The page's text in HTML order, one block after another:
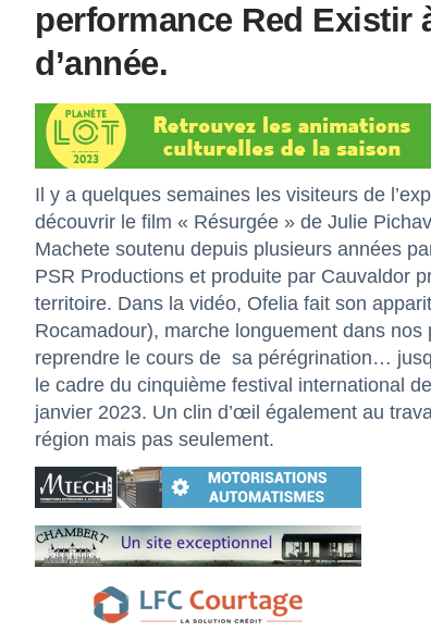
performance Red Existir
d’année.
Il y a quelques semaines les visiteurs de
découvrir le film « Résurgée » de Julie
Machete soutenu depuis plusieurs années
PSR Productions et produite par Cauvaldor
territoire. Dans la vidéo, Ofelia fait son
Rocamadour), marche longuement dans
reprendre le cours de sa pérégrination…
le cadre du cinquième festival international
janvier 2023. Un clin d’œil également au
région mais pas seulement.